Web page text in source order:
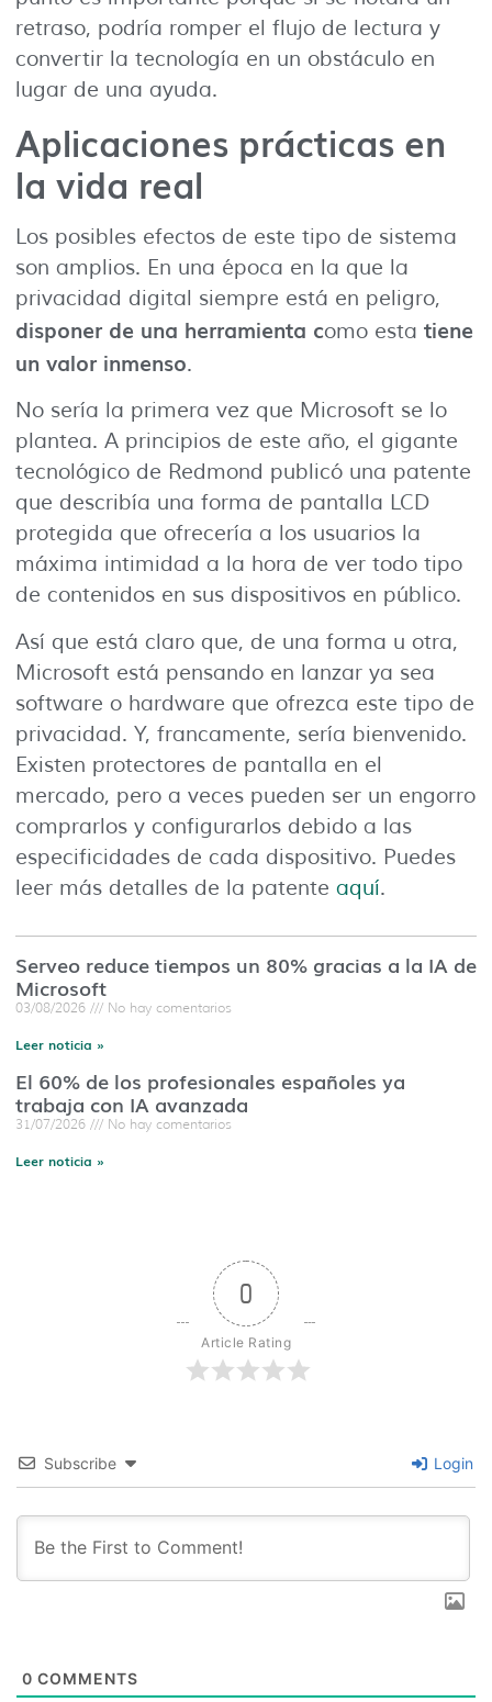
retraso, podría romper el flujo de lectura y
convertir la tecnología en un obstáculo en
lugar de una ayuda.
Aplicaciones prácticas en
la vida real
Los posibles efectos de este tipo de sistema
son amplios. En una época en la que la
privacidad digital siempre está en peligro,
disponer de una herramienta como esta tiene
un valor inmenso.
No sería la primera vez que Microsoft se lo
plantea. A principios de este año, el gigante
tecnológico de Redmond publicó una patente
que describía una forma de pantalla LCD
protegida que ofrecería a los usuarios la
máxima intimidad a la hora de ver todo tipo
de contenidos en sus dispositivos en público.
Así que está claro que, de una forma u otra,
Microsoft está pensando en lanzar ya sea
software o hardware que ofrezca este tipo de
privacidad. Y, francamente, sería bienvenido.
Existen protectores de pantalla en el
mercado, pero a veces pueden ser un engorro
comprarlos y configurarlos debido a las
especificidades de cada dispositivo. Puedes
leer más detalles de la patente aquí.
Serveo reduce tiempos un 80% gracias a la IA de
Microsoft
03/08/2026 No hay comentarios
Leer noticia »
El 60% de los profesionales españoles ya
trabaja con IA avanzada
31/07/2026 No hay comentarios
Leer noticia »
0
Article Rating
Subscribe Login
0 COMMENTS